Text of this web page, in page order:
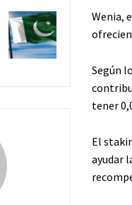
Wenia,
Según
tener
El
ayudar